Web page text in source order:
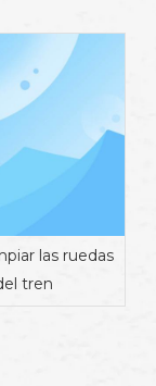
las ruedas
tren